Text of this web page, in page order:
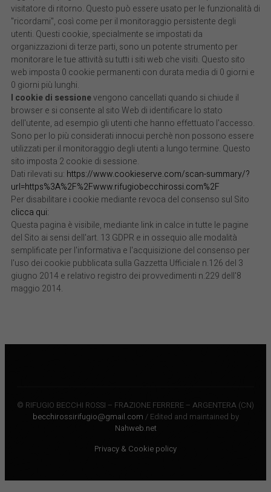
visitatore di ritorno. Questo può essere usato per le funzionalità di
"ricordami", così come per il monitoraggio persistente degli
utenti. Questi cookie, specialmente se impostati da
organizzazioni di terze parti, sono un potente strumento per
monitorare le tue attività su tutti i siti web che visiti. Questo sito
web imposta 0 cookie permanenti con durata media di 0 giorni e
0 giorni più lunghi.
I cookie di sessionevengono cancellati quando si chiude il
browser e si consente al sito Web di identificare lo stato
dell'utente, ad esempio gli utenti che hanno effettuato l'accesso.
Sono per lo più considerati innocui perchè non possono essere
utilizzati per il monitoraggio degli utenti a lungo termine. Questo
sito imposta 2 cookie di sessione.
Dati rilevati su: https://www.cookieserve.com/scan-summary/?
url=https%3A%2F%2Fwww.rifugiobecchirossi.com%2F
Per disabilitare i cookie mediante revoca del consenso sul Sito
clicca qui:
Questa pagina è visibile, mediante link in calce in tutte le pagine
del Sito ai sensi dell'art. 13 GDPR e in ossequio alle modalità
semplificate per l'informativa e l'acquisizione del consenso per
l'uso dei cookie pubblicata sulla Gazzetta Ufficiale n.126 del 3
giugno 2014 e relativo registro dei provvedimenti n.229 dell'8
maggio 2014.
© RIFUGIO BECCHI ROSSI – FRAZIONE FERRERE – ARGENTERA (CN)
becchirossirifugio@gmail.com / Edited and maintained by
Nahweb.net
Privacy & Cookie policy